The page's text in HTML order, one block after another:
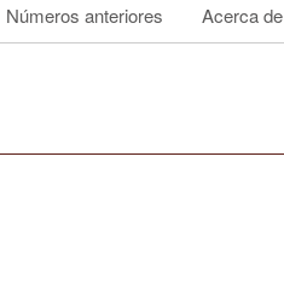
Números anteriores Acerca de